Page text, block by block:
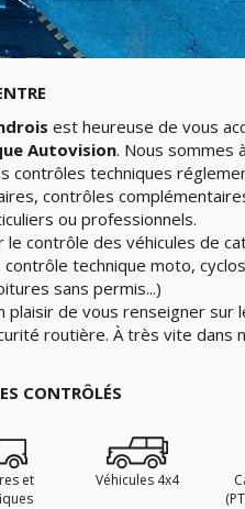
est heureuse de vous
Autovision. Nous sommes
contrôles techniques
contrôles
ou professionnels.
contrôle des véhicules de
technique moto,
sans permis...)
de vous renseigner sur
routière. À très vite dans
CONTRÔLÉS
et
Véhicules 4x4